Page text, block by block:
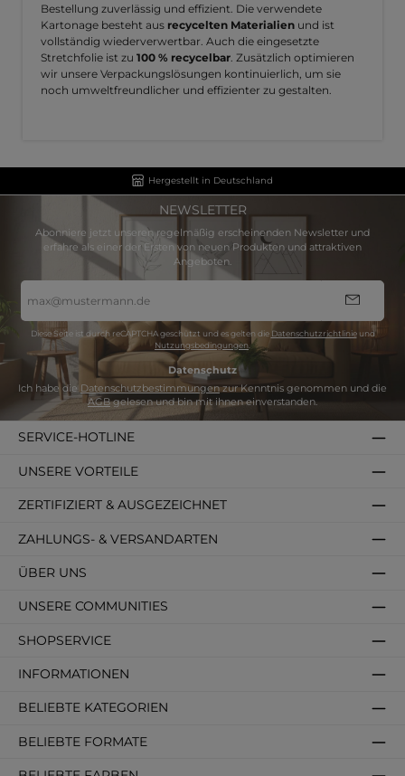
Bestellung zuverlässig und effizient. Die verwendete
Kartonage besteht aus recycelten Materialien und ist
vollständig wiederverwertbar. Auch die eingesetzte
Stretchfolie ist zu 100 % recycelbar . Zusätzlich optimieren
wir unsere Verpackungslösungen kontinuierlich, um sie
noch umweltfreundlicher und effizienter zu gestalten.
Hergestellt in Deutschland
NEWSLETTER
Abonniere jetzt unseren regelmäßig erscheinenden Newsletter und
erfahre als einer der Ersten von neuen Produkten und attraktiven
Angeboten.
Mail-
Adresse
Diese Seite ist durch reCAPTCHA geschützt und es gelten die Datenschutzrichtlinieund
Nutzungsbedingungen
Datenschutz
Ich habe die Datenschutzbestimmungenzur Kenntnis genommen und die
AGBgelesen und bin mit ihnen einverstanden.
SERVICE-HOTLINE
SHOPSERVICE
INFORMATIONEN
BELIEBTE KATEGORIEN
BELIEBTE FORMATE
ZAHLUNGS- & VERSANDARTEN
ÜBER UNS
ZERTIFIZIERT & AUSGEZEICHNET
UNSERE VORTEILE
UNSERE COMMUNITIES